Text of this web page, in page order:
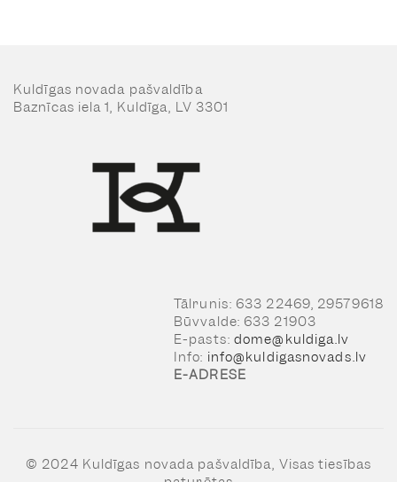
Kuldīgas novada pašvaldība
Baznīcas iela 1, Kuldīga, LV 3301
Tālrunis: 633 22469, 29579618
Būvvalde: 633 21903
E-pasts: dome@kuldiga.lv
Info: info@kuldigasnovads.lv
E-ADRESE
© 2024 Kuldīgas novada pašvaldība, Visas tiesības